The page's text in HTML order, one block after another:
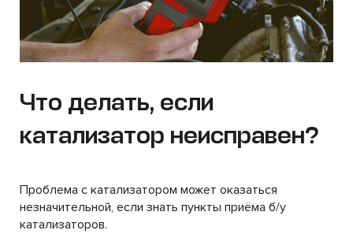
Что делать, если
катализатор неисправен?
Проблема с катализатором может оказаться
незначительной, если знать пункты приёма б/у
катализаторов.